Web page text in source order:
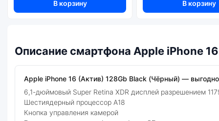
В корзину В корзину
Описание смартфона Apple iPhone
Apple iPhone 16 (Актив) 128Gb Black (Чёрный) —
6,1-дюймовый Super Retina XDR дисплей разрешением
Шестиядерный процессор А18
Кнопка управления камерой